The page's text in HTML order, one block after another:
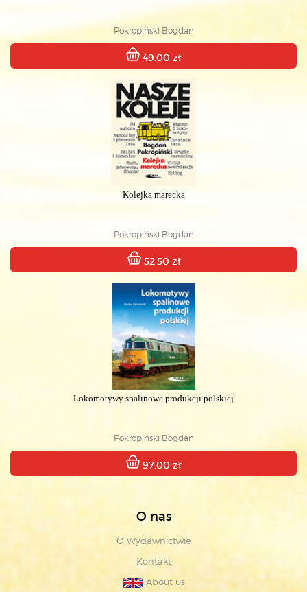
Pokropiński Bogdan
49.00 zł
Kolejka marecka
Pokropiński Bogdan
52.50 zł
Lokomotywy spalinowe produkcji polskiej
Pokropiński Bogdan
97.00 zł
O nas
O Wydawnictwie
Kontakt
About us